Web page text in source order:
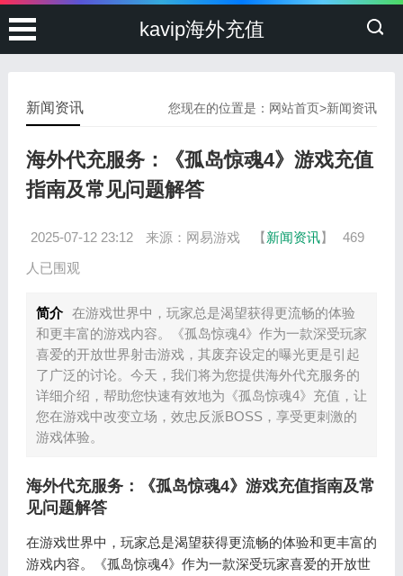
kavip海外充值
您现在的位置是： 网站首页>新闻资讯
新闻资讯
海外代充服务：《孤岛惊魂4》游戏充值
指南及常见问题解答
2025-07-12 23:12 来源：网易游戏 【新闻资讯】
469
人已围观
简介 在游戏世界中，玩家总是渴望获得更流畅的体验
和更丰富的游戏内容。《孤岛惊魂4》作为一款深受玩家
喜爱的开放世界射击游戏，其废弃设定的曝光更是引起
了广泛的讨论。今天，我们将为您提供海外代充服务的
详细介绍，帮助您快速有效地为《孤岛惊魂4》充值，让
您在游戏中改变立场，效忠反派BOSS，享受更刺激的
游戏体验。
海外代充服务：《孤岛惊魂4》游戏充值指南及常
见问题解答
在游戏世界中，玩家总是渴望获得更流畅的体验和更丰富的
游戏内容。《孤岛惊魂4》作为一款深受玩家喜爱的开放世